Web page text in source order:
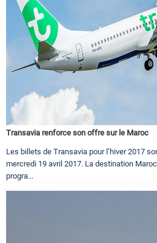
Transavia renforce son offre sur le Maroc
Les billets de Transavia pour l’hiver 2017
mercredi 19 avril 2017. La destination
progra...